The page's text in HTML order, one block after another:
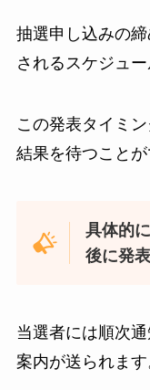
抽選申し込みの
されるスケジュー
この発表タイミ
結果を待つことが
具体的
後に発
当選者には順次
案内が送られます